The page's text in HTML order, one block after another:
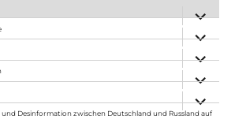
anzeigen
anzeigen
anzeigen
anzeigen
anzeigen
und Desinformation zwischen Deutschland und Russland auf